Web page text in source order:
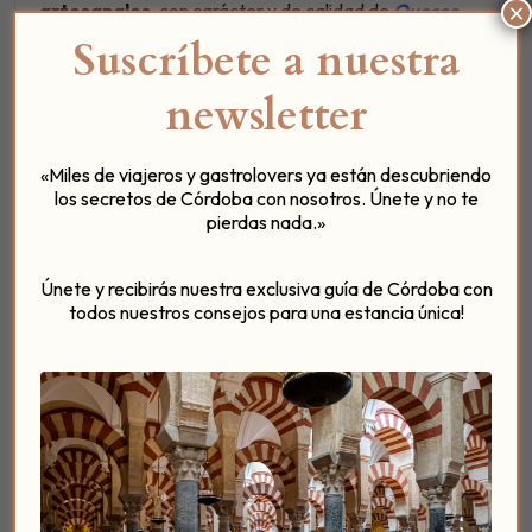
artesanales, con carácter y de calidad deQuesos
Sierra Sur
Yogur natural de cabra de Quesos Sierra Sur, new
entry en nuestro desayuno gourmet desde diciembre
Repostería casera dulce y salada:brownie con
arándanos; mini-coulant de Nutella; focaccia
Café, auténtico capuccino italiano o tu
infusión favorita, como las maravillosas
Un
lugar de encuentro para charlas
inolvidables.
[Tweet «En #CórdobaEsp está el mejor desayuno
gourmet del mundo gracias a @PatiodPosadero «]
Suscríbete a nuestra
newsletter
«Miles de viajeros y gastrolovers ya están descubriendo
los secretos de Córdoba con nosotros. Únete y no te
pierdas nada.»
Únete y recibirás nuestra exclusiva guía de Córdoba con
todos nuestros consejos para una estancia única!
×